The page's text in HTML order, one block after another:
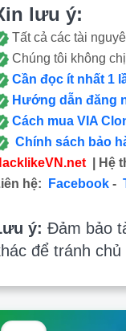
lưu ý:
Tất cả các tài
Chúng tôi không
Cần đọc ít nhất 1
Hướng dẫn đăng
Cách mua VIA
Chính sách bảo
| Hệ
hệ:
Facebook -
ý: Đảm bảo
để tránh